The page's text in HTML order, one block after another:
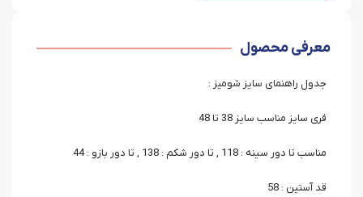
معرفی محصول
جدول راهنمای سایز شومیز :
فری سایز مناسب سایز 38 تا 48
مناسب تا دور سینه : 118 , تا دور شکم : 138 , تا دور بازو : 44
قد آستین : 58